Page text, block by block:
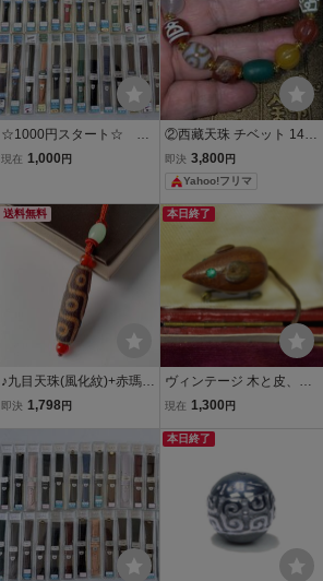
☆1000円スタート☆ レ
ディース用 皮ベルト
現在 1,000 円
②西藏天珠 チベット 14種
多宝天珠 ブレスレット 玉
髄 瑪瑙 ゴビ瑪瑙 朱砂 回
紋珠 金線天珠
即決 3,800 円
Yahoo!フリマ
送料無料
♪九目天珠(風化紋)+赤瑪瑙
2粒♪♪瑪瑙♪ネックレス♪ペ
ストーン♪巾着袋付き♪プ
レゼントにも R294232
即決 1,798円
本日終了
ヴィンテージ 木と皮、エ
メラルド色古ガラスで出
チ 本物保証
現在 1,300 円
本日終了